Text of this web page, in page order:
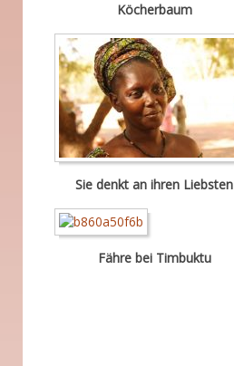
Köcherbaum
Sie denkt an ihren Liebsten
Fähre bei Timbuktu